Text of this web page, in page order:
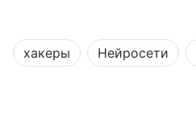
хакеры Нейросети